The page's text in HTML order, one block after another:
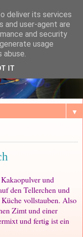
▼
und
den Tellerchen und
vollstauben. Also
Zimt und einer
und fertig ist ein
deliver its services
and user-agent are
and security
usage
IT